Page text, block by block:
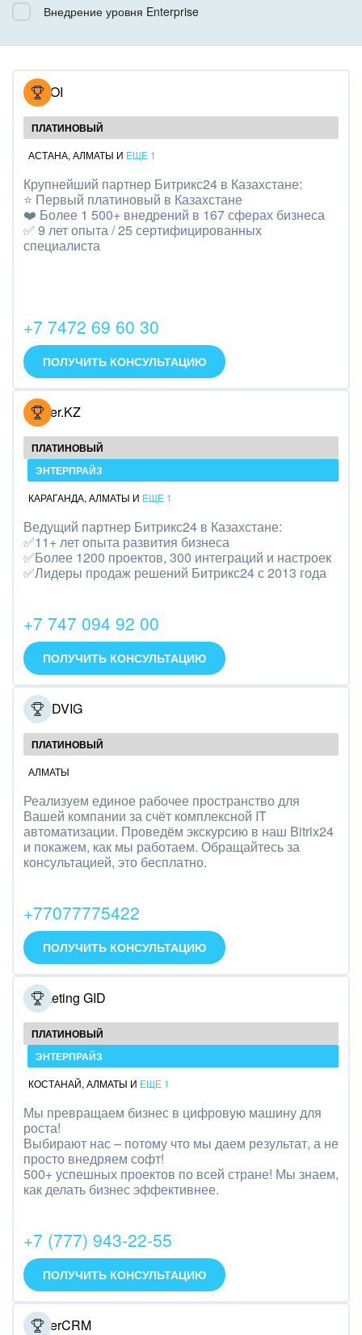
Внедрение для медицины
Внедрение для гос.организаций
Внедрение онлайн-продаж
Внедрение онлайн-офиса / Интранета
Общественно-политические организации
Охрана, безопасность
Промышленность
СМИ, издательства, справочники
Страхование
Строительство, ремонт и благоустройство
Транспорт, Авиация, автобизнес
Трудоустройство
PR, маркетинг, реклама,
АПК и пищевая промышленность
Выставки, семинары, конференции
Горнодобывающая отрасль
Досуг, туризм и отдых
Изготовление памятников и мемориальных
комплексов
Инвестиционный бизнес
IT, Интернет
Консалтинговые и управленческие услуги
Культурные события, спорт, шоу-бизнес
Логистика
Мебель, лес, деревообработка
Медицина и фармацевтика
Металлургия
Нефть, газ
Оборудование, техника
Полиграфия
Ритуальные услуги
Рынки и торговля
Финансы, бухгалтерия, банки
Химия и нефтехимия
Электроэнергетика
Ювелирное дело
Юриспруденция
Внедрение уровня Enterprise
NOVOI
ПЛАТИНОВЫЙ
АСТАНА, АЛМАТЫ И ЕЩЕ 1
Крупнейший партнер Битрикс24 в Казахстане:
⭐️ Первый платиновый в Казахстане
❤️ Более 1 500+ внедрений в 167 сферах бизнеса
✅ 9 лет опыта / 25 сертифицированных
специалиста
+7 7472 69 60 30
ПОЛУЧИТЬ КОНСУЛЬТАЦИЮ
Hoster.KZ
ПЛАТИНОВЫЙ
ЭНТЕРПРАЙЗ
КАРАГАНДА, АЛМАТЫ И ЕЩЕ 1
Ведущий партнер Битрикс24 в Казахстане:
✅11+ лет опыта развития бизнеса
✅Более 1200 проектов, 300 интеграций и настроек
✅Лидеры продаж решений Битрикс24 с 2013 года
+7 747 094 92 00
ПОЛУЧИТЬ КОНСУЛЬТАЦИЮ
PRODVIG
ПЛАТИНОВЫЙ
АЛМАТЫ
Реализуем единое рабочее пространство для
Вашей компании за счёт комплексной IT
автоматизации. Проведём экскурсию в наш Bitrix24
и покажем, как мы работаем. Обращайтесь за
консультацией, это бесплатно.
+77077775422
ПОЛУЧИТЬ КОНСУЛЬТАЦИЮ
Marketing GID
ПЛАТИНОВЫЙ
ЭНТЕРПРАЙЗ
КОСТАНАЙ, АЛМАТЫ И ЕЩЕ 1
Мы превращаем бизнес в цифровую машину для
роста!
Выбирают нас – потому что мы даем результат, а не
просто внедряем софт!
500+ успешных проектов по всей стране! Мы знаем,
как делать бизнес эффективнее.
+7 (777) 943-22-55
ПОЛУЧИТЬ КОНСУЛЬТАЦИЮ
CleverCRM